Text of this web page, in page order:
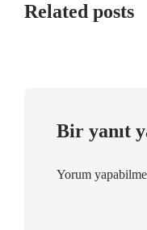
Related posts
Bir yanıt
Yorum